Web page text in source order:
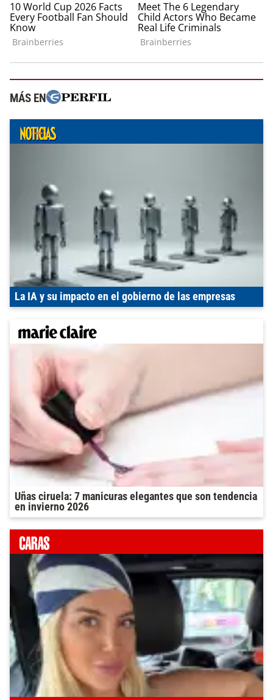
MÁS EN
La IA y su impacto en el gobierno de las empresas
Uñas ciruela: 7 manicuras elegantes que son tendencia
en invierno 2026